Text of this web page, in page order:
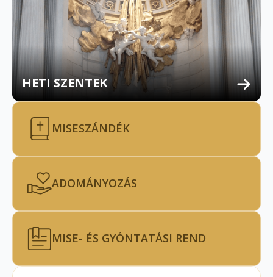
HETI SZENTEK
MISESZÁNDÉK
ADOMÁNYOZÁS
MISE- ÉS GYÓNTATÁSI REND